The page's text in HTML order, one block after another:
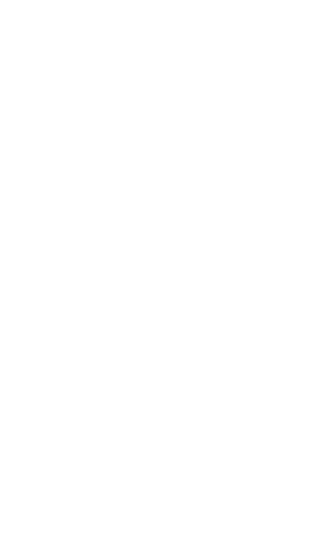
des Bundesministeriums für
Frauen und Jugend (BMFSFJ)
und Elternzeit" des
für Familie, Senioren,
(BMFSFJ)
und zur Elternzeit (BEEG):
von A-Z finden Sie